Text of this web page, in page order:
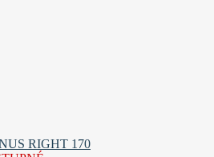
RIGHT 170